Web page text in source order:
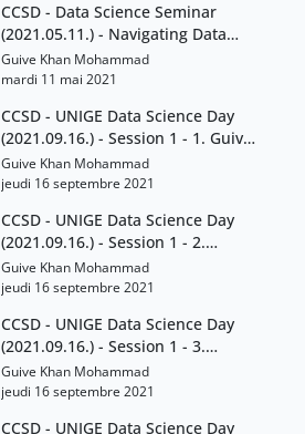
CCSD - Data Science Seminar
(2021.05.11.) - Navigating Data
Protection and Data Ownership in
Academic Research
Guive Khan Mohammad
mardi 11 mai 2021
CCSD - UNIGE Data Science Day
(2021.09.16.) - Session 1 - 1. Guive
Khan-Mohammad
Guive Khan Mohammad
jeudi 16 septembre 2021
CCSD - UNIGE Data Science Day
(2021.09.16.) - Session 1 - 2.
Bertrand Loison
Guive Khan Mohammad
jeudi 16 septembre 2021
CCSD - UNIGE Data Science Day
(2021.09.16.) - Session 1 - 3.
Fabrice Calame
Guive Khan Mohammad
jeudi 16 septembre 2021
CCSD - UNIGE Data Science Day